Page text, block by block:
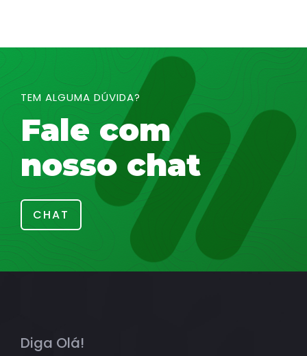
TEM ALGUMA DÚVIDA?
Fale com
nosso chat
CHAT
Diga Olá!